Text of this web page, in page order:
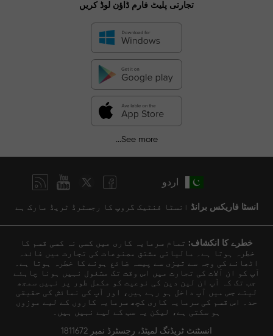
تجارتی پلیٹ فارم ڈاؤن لوڈ کریں
See more...
اردو
انسٹا فاریکس برانڈ انسٹا فنٹیک گروپ کا رجسٹرڈ ٹریڈ مارک ہے
خطرے کا انکشاف: تمام سرمایہ کاری میں کسی نہ کسی قسم کا
خطرہ ہوتا ہے۔ مالیاتی مشتق مصنوعات کی تجارت میں فائدہ
اٹھانے کی وجہ سے تیزی سے پیسہ ضائع ہونے کا خطرہ ہوتا ہے۔
آپ کو ان آلات کی تجارت میں اس وقت تک مشغول نہیں ہونا چاہئے
جب تک کہ آپ ان لین دین کی نوعیت کو مکمل طور پر نہیں سمجھ
لیتے جس میں آپ داخل ہو رہے ہیں، اور آپ کی نمائش کی حقیقی
حد۔ اس قسم کی سرمایہ کاری کچھ سرمایہ کاروں کے لیے موزوں
ہو سکتی ہے، لیکن یہ سب کے لیے نہیں ہیں۔
انسٹنٹ ٹریڈنگ لمیٹڈ، رجسٹرڈ نمبر 1811672